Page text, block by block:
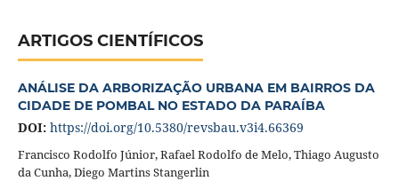
ARTIGOS CIENTÍFICOS
ANÁLISE DA ARBORIZAÇÃO URBANA EM BAIRROS DA
CIDADE DE POMBAL NO ESTADO DA PARAÍBA
DOI: https://doi.org/10.5380/revsbau.v3i4.66369
Francisco Rodolfo Júnior, Rafael Rodolfo de Melo, Thiago Augusto
da Cunha, Diego Martins Stangerlin